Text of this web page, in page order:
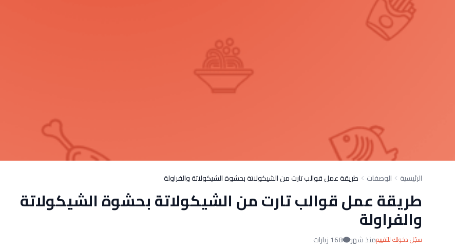
الرئيسية الوصفات طريقة عمل قوالب تارت من الشيكولاتة بحشوة الشيكولاتة والفراولة
طريقة عمل قوالب تارت من الشيكولاتة بحشوة الشيكولاتة
والفراولة
سجّل دخولك للتقييممنذ شهر 168 زيارات